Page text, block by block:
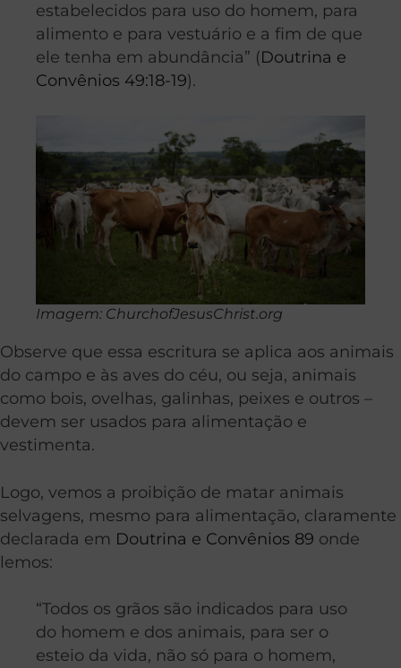
estabelecidos para uso do homem, para
alimento e para vestuário e a fim de que
ele tenha em abundância” (Doutrina e
Convênios 49:18-19).
Imagem: ChurchofJesusChrist.org
Observe que essa escritura se aplica aos animais
do campo e às aves do céu, ou seja, animais
como bois, ovelhas, galinhas, peixes e outros –
devem ser usados para alimentação e
vestimenta.
Logo, vemos a proibição de matar animais
selvagens, mesmo para alimentação, claramente
declarada em Doutrina e Convênios 89 onde
lemos:
“Todos os grãos são indicados para uso
do homem e dos animais, para ser o
esteio da vida, não só para o homem,